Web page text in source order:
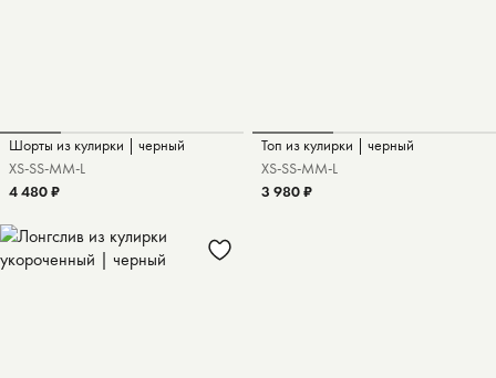
Шорты из кулирки | черный
XS-SS-MM-L
4 480 ₽
Топ из кулирки | черный
XS-SS-MM-L
3 980 ₽